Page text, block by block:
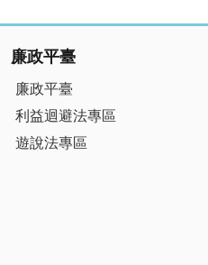
廉政平臺
廉政平臺
利益迴避法專區
遊說法專區